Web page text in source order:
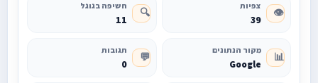
👁️ צפיות
39
🔍 חשיפה בגוגל
11
📊 מקור הנתונים
Google
💬 תגובות
0